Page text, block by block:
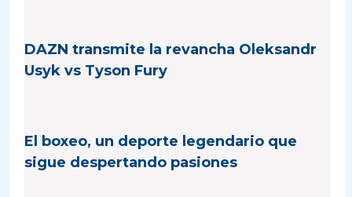
DAZN transmite la revancha Oleksandr
Usyk vs Tyson Fury
El boxeo, un deporte legendario que
sigue despertando pasiones